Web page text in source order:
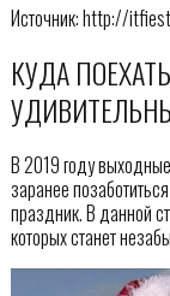
Источник: http://
КУДА
В 2019 году
заранее
праздник. В данной
которых станет